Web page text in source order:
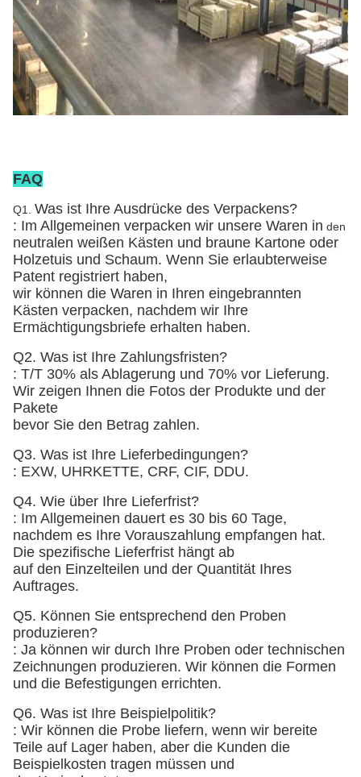
FAQ
Q1. Was ist Ihre Ausdrücke des Verpackens?
: Im Allgemeinen verpacken wir unsere Waren in den
neutralen weißen Kästen und braune Kartone oder
Holzetuis und Schaum. Wenn Sie erlaubterweise
Patent registriert haben,
wir können die Waren in Ihren eingebrannten
Kästen verpacken, nachdem wir Ihre
Ermächtigungsbriefe erhalten haben.
Q2. Was ist Ihre Zahlungsfristen?
: T/T 30% als Ablagerung und 70% vor Lieferung.
Wir zeigen Ihnen die Fotos der Produkte und der
Pakete
bevor Sie den Betrag zahlen.
Q3. Was ist Ihre Lieferbedingungen?
: EXW, UHRKETTE, CRF, CIF, DDU.
Q4. Wie über Ihre Lieferfrist?
: Im Allgemeinen dauert es 30 bis 60 Tage,
nachdem es Ihre Vorauszahlung empfangen hat.
Die spezifische Lieferfrist hängt ab
auf den Einzelteilen und der Quantität Ihres
Auftrages.
Q5. Können Sie entsprechend den Proben
produzieren?
: Ja können wir durch Ihre Proben oder technischen
Zeichnungen produzieren. Wir können die Formen
und die Befestigungen errichten.
Q6. Was ist Ihre Beispielpolitik?
: Wir können die Probe liefern, wenn wir bereite
Teile auf Lager haben, aber die Kunden die
Beispielkosten tragen müssen und